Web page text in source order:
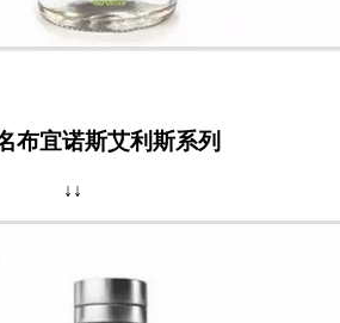
布宜诺斯艾利斯系列
↓↓